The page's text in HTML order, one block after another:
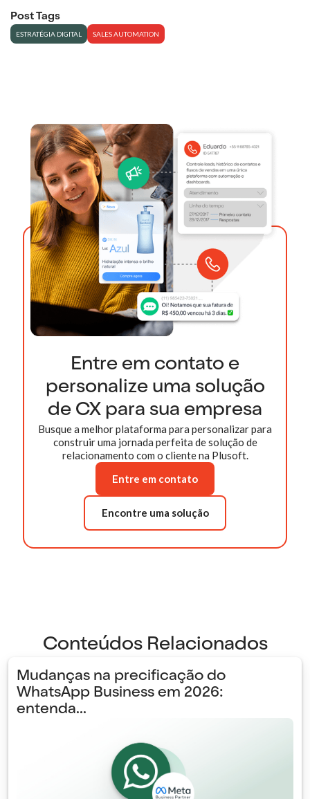
Post Tags
ESTRATÉGIA DIGITAL SALES AUTOMATION
Entre em contato e
personalize uma solução
de CX para sua empresa
Busque a melhor plataforma para personalizar para
construir uma jornada perfeita de solução de
relacionamento com o cliente na Plusoft.
Entre em contato
Encontre uma solução
Conteúdos Relacionados
Mudanças na precificação do
WhatsApp Business em 2026:
entenda...